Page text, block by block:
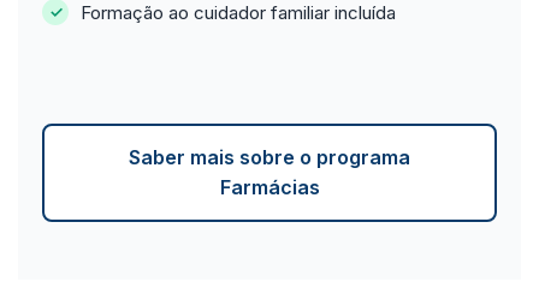
Formação ao cuidador familiar incluída
Saber mais sobre o programa
Farmácias